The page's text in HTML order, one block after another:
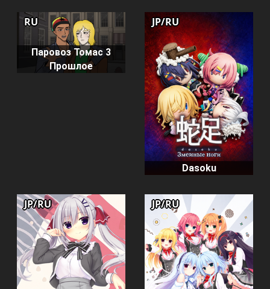
Паровоз Томас 3
Прошлое
RU
Dasoku
JP/RU
JP/RU JP/RU